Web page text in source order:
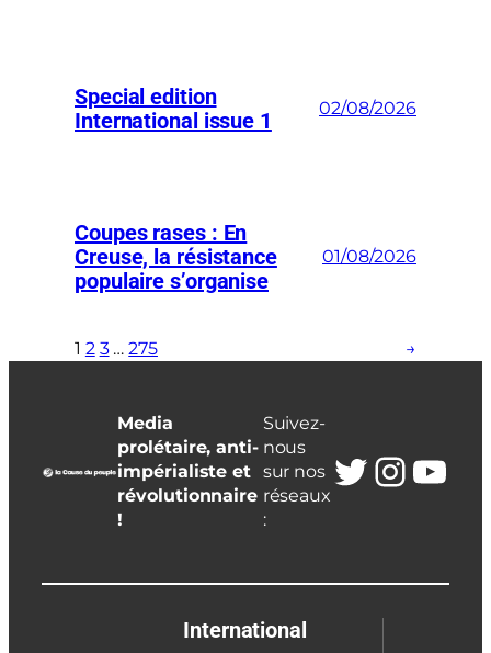
Special edition
International issue 1
02/08/2026
Coupes rases : En
Creuse, la résistance
populaire s’organise
01/08/2026
1 2 3 … 275 →
Media
prolétaire, anti-
impérialiste et
révolutionnaire
!
Suivez-
nous
sur nos
réseaux
:
Twitter
International